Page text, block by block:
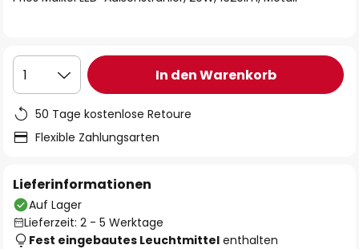
1 In den Warenkorb
50 Tage kostenlose Retoure
Flexible Zahlungsarten
Lieferinformationen
Auf Lager
Lieferzeit: 2 - 5 Werktage
Fest eingebautes Leuchtmittel enthalten